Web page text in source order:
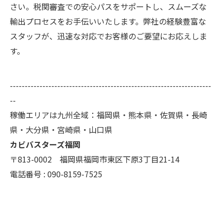
さい。税関審査での安心パスをサポートし、スムーズな
輸出プロセスをお手伝いいたします。弊社の経験豊富な
スタッフが、迅速な対応でお客様のご要望にお応えしま
す。
--------------------------------------------------------------------
--
稼働エリアは九州全域：福岡県・熊本県・佐賀県・長崎
県・大分県・宮崎県・山口県
カビバスターズ福岡
〒813-0002 福岡県福岡市東区下原3丁目21-14
電話番号 : 090-8159-7525